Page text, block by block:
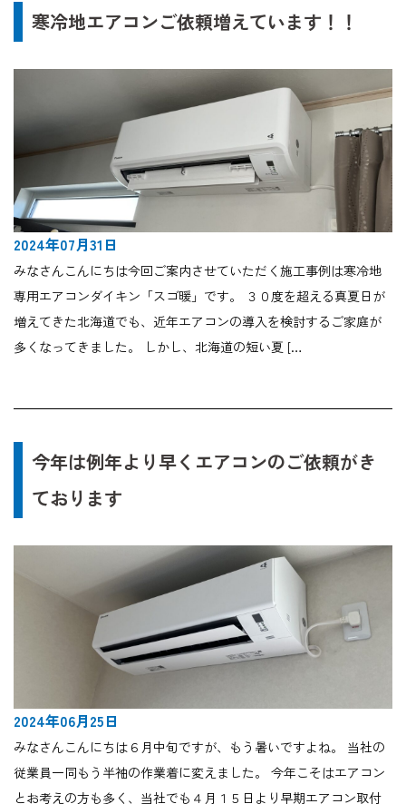
寒冷地エアコンご依頼増えています！！
2024年07月31日
みなさんこんにちは今回ご案内させていただく施工事例は寒冷地
専用エアコンダイキン「スゴ暖」です。 ３０度を超える真夏日が
増えてきた北海道でも、近年エアコンの導入を検討するご家庭が
多くなってきました。 しかし、北海道の短い夏 […
今年は例年より早くエアコンのご依頼がき
ております
2024年06月25日
みなさんこんにちは６月中旬ですが、もう暑いですよね。 当社の
従業員一同もう半袖の作業着に変えました。 今年こそはエアコン
とお考えの方も多く、当社でも４月１５日より早期エアコン取付